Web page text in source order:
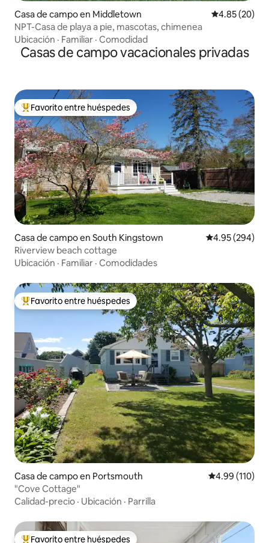
Casa de campo en Middletown Calificación
4.85 (20)
NPT-Casa de playa a pie, mascotas, chimenea
Ubicación · Familiar · Comodidad
Casas de campo vacacionales privadas
Favorito entre huéspedes preferido
Favorito entre huéspedes
Casa de campo en South Kingstown Calificación
4.95 (294)
Riverview beach cottage
Ubicación · Familiar · Comodidades
Favorito entre huéspedes preferido
Favorito entre huéspedes
Casa de campo en Portsmouth Calificación
4.99 (110)
"Cove Cottage"
Calidad-precio · Ubicación · Parrilla
Favorito entre huéspedes